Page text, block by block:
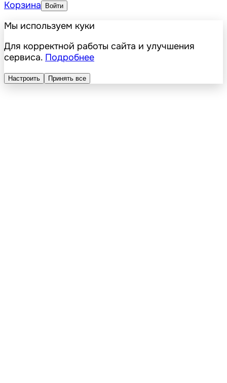
Корзина Войти
Мы используем куки
Для корректной работы сайта и улучшения
сервиса. Подробнее
Настроить Принять все